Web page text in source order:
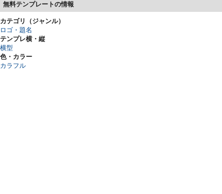
無料テンプレートの情報
カテゴリ（ジャンル）
ロゴ・題名
テンプレ横・縦
横型
色・カラー
カラフル